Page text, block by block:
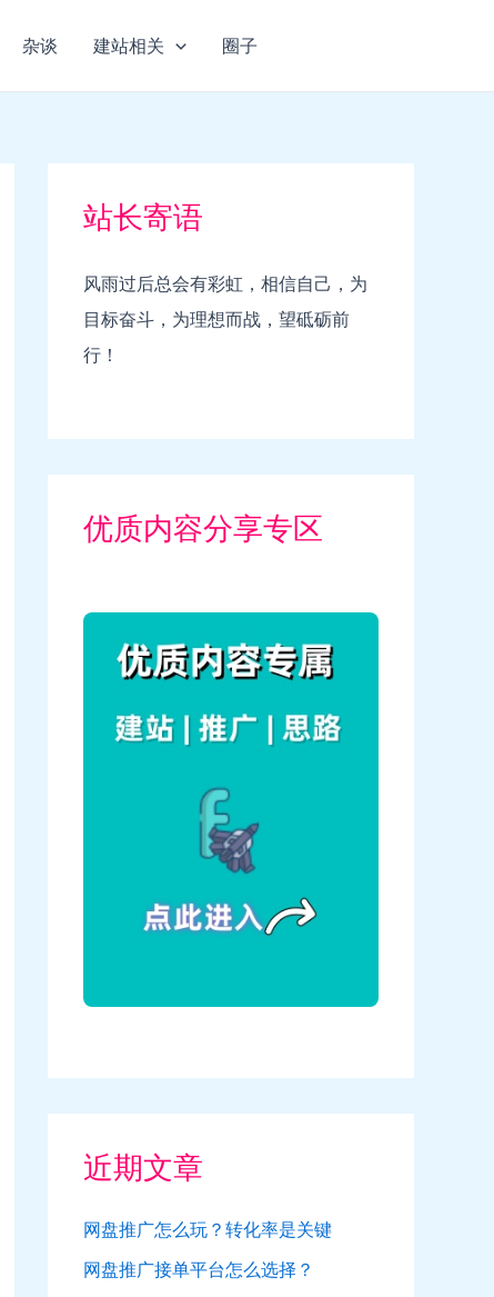
杂谈 建站相关 圈子
站长寄语
风雨过后总会有彩虹，相信自己，为
目标奋斗，为理想而战，望砥砺前
行！
优质内容分享专区
近期文章
网盘推广怎么玩？转化率是关键
网盘推广接单平台怎么选择？